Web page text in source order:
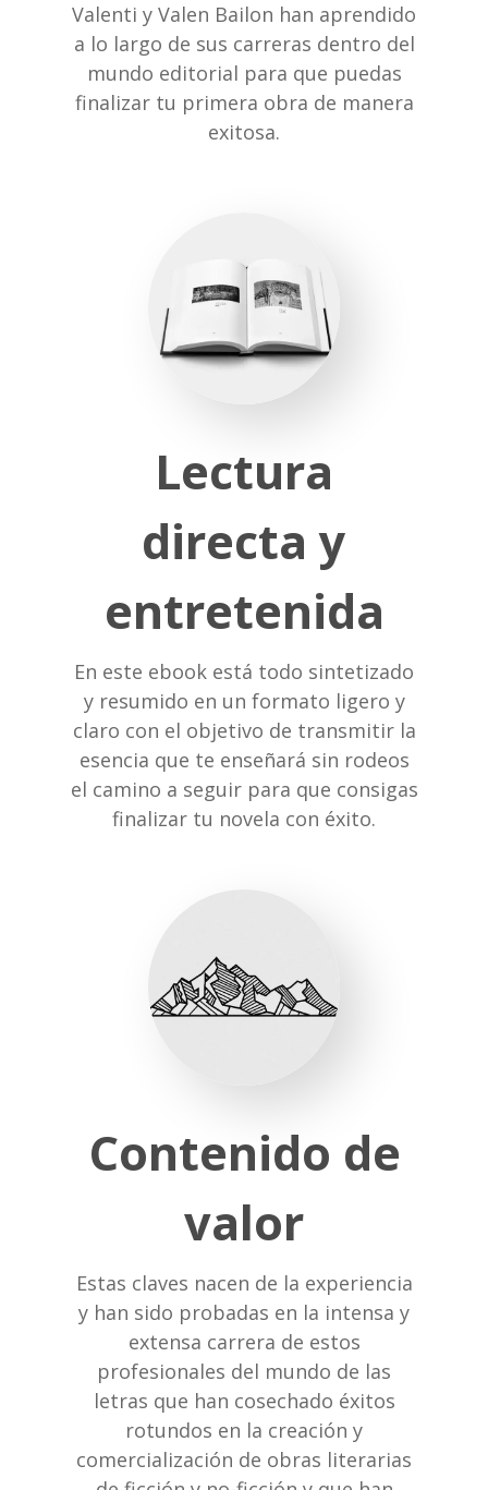
Valenti y Valen Bailon han aprendido
a lo largo de sus carreras dentro del
mundo editorial para que puedas
finalizar tu primera obra de manera
exitosa.
Lectura
directa y
entretenida
En este ebook está todo sintetizado
y resumido en un formato ligero y
claro con el objetivo de transmitir la
esencia que te enseñará sin rodeos
el camino a seguir para que consigas
finalizar tu novela con éxito.
Contenido de
valor
Estas claves nacen de la experiencia
y han sido probadas en la intensa y
extensa carrera de estos
profesionales del mundo de las
letras que han cosechado éxitos
rotundos en la creación y
comercialización de obras literarias
Home
Contactar
Sobre Vanir
Cursos
Mis cursos